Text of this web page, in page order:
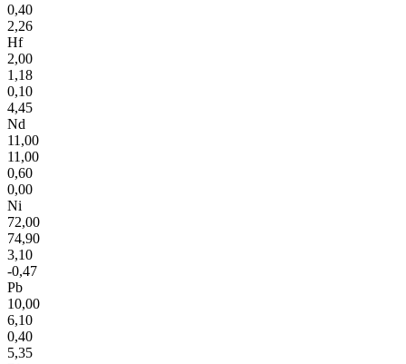
0,40
2,26
Hf
2,00
1,18
0,10
4,45
Nd
11,00
11,00
0,60
0,00
Ni
72,00
74,90
3,10
-0,47
Pb
10,00
6,10
0,40
5,35